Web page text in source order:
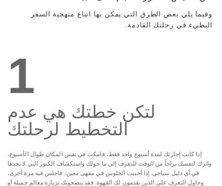
وفيما يلي بعض الطرق التي يمكن بها اتباع منهجية السفر
البطيء في رحلتك القادمة.
1
لتكن خطتك هي عدم
التخطيط لرحلتك
إذا كانت إجازتك لمدة أسبوع واحد فقط، فامكث في نفس المكان طوال الأسبوع،
واترك لنفسك براحاً من الوقت للتعرف إلى ما حولك واستكشاف الكنوز التي لا تجدها
في أي دليل سياحي. إذا أحببت الجلوس في مقهى معين، فاجلس فيه مرة أخرى،
وحاول التعرف على الذين يقدمون لك القهوة. فقد ينصحونك بزيارة معالم جميلة أو